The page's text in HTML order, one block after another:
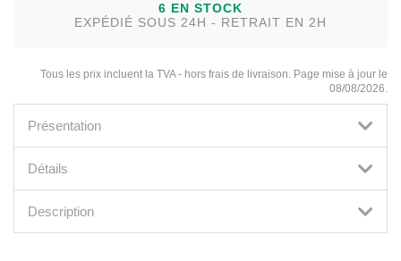
6 EN STOCK
EXPÉDIÉ SOUS 24H - RETRAIT EN 2H
Tous les prix incluent la TVA - hors frais de livraison. Page mise à jour le
08/08/2026.
Présentation
Détails
Description